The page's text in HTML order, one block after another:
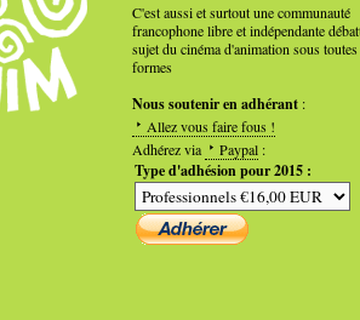
C'est aussi et surtout une communauté
francophone libre et indépendante
sujet du cinéma d'animation sous toutes
formes
Nous soutenir en adhérant :
Allez vous faire fous !
Adhérez via
Paypal :
Type d'adhésion pour 2015 :